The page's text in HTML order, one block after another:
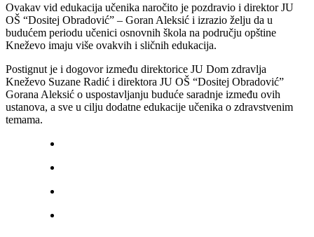
Ovakav vid edukacija učenika naročito je pozdravio i direktor JU
OŠ “Dositej Obradović” – Goran Aleksić i izrazio želju da u
budućem periodu učenici osnovnih škola na području opštine
Kneževo imaju više ovakvih i sličnih edukacija.
Postignut je i dogovor između direktorice JU Dom zdravlja
Kneževo Suzane Radić i direktora JU OŠ “Dositej Obradović”
Gorana Aleksić o uspostavljanju buduće saradnje između ovih
ustanova, a sve u cilju dodatne edukacije učenika o zdravstvenim
temama.